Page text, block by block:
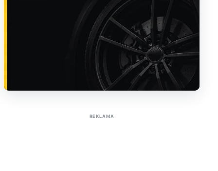
REKLAMA